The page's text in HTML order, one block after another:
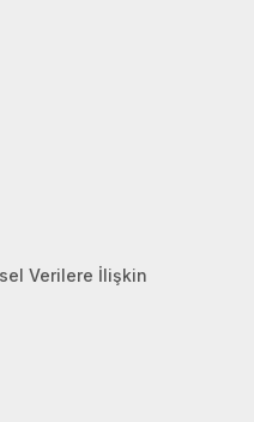
Verilere İlişkin